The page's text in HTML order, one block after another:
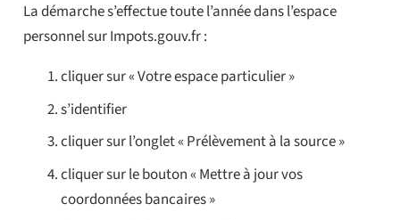
La démarche s’effectue toute l’année dans l’espace
personnel sur Impots.gouv.fr :
cliquer sur « Votre espace particulier »
s’identifier
cliquer sur l’onglet « Prélèvement à la source »
cliquer sur le bouton « Mettre à jour vos
coordonnées bancaires »